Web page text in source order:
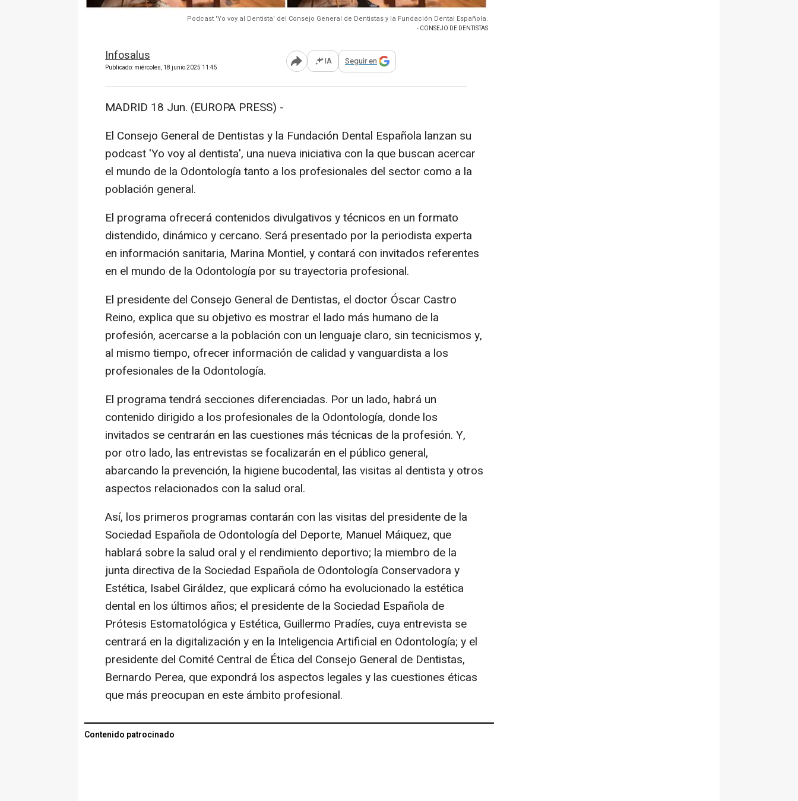
Podcast 'Yo voy al Dentista' del Consejo General de Dentistas y la Fundación Dental Española.
- CONSEJO DE DENTISTAS
Infosalus
Publicado: miércoles, 18 junio 2025 11:45 Abrir opciones para compartir
IA Seguir en
MADRID 18 Jun. (EUROPA PRESS) -
El Consejo General de Dentistas y la Fundación Dental Española lanzan su
podcast 'Yo voy al dentista', una nueva iniciativa con la que buscan acercar
el mundo de la Odontología tanto a los profesionales del sector como a la
población general.
El programa ofrecerá contenidos divulgativos y técnicos en un formato
distendido, dinámico y cercano. Será presentado por la periodista experta
en información sanitaria, Marina Montiel, y contará con invitados referentes
en el mundo de la Odontología por su trayectoria profesional.
El presidente del Consejo General de Dentistas, el doctor Óscar Castro
Reino, explica que su objetivo es mostrar el lado más humano de la
profesión, acercarse a la población con un lenguaje claro, sin tecnicismos y,
al mismo tiempo, ofrecer información de calidad y vanguardista a los
profesionales de la Odontología.
El programa tendrá secciones diferenciadas. Por un lado, habrá un
contenido dirigido a los profesionales de la Odontología, donde los
invitados se centrarán en las cuestiones más técnicas de la profesión. Y,
por otro lado, las entrevistas se focalizarán en el público general,
abarcando la prevención, la higiene bucodental, las visitas al dentista y otros
aspectos relacionados con la salud oral.
Así, los primeros programas contarán con las visitas del presidente de la
Sociedad Española de Odontología del Deporte, Manuel Máiquez, que
hablará sobre la salud oral y el rendimiento deportivo; la miembro de la
junta directiva de la Sociedad Española de Odontología Conservadora y
Estética, Isabel Giráldez, que explicará cómo ha evolucionado la estética
dental en los últimos años; el presidente de la Sociedad Española de
Prótesis Estomatológica y Estética, Guillermo Pradíes, cuya entrevista se
centrará en la digitalización y en la Inteligencia Artificial en Odontología; y el
presidente del Comité Central de Ética del Consejo General de Dentistas,
Bernardo Perea, que expondrá los aspectos legales y las cuestiones éticas
que más preocupan en este ámbito profesional.
Contenido patrocinado